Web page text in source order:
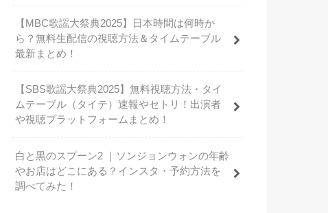
【MBC歌謡大祭典2025】日本時間は何時か
ら？無料生配信の視聴方法＆タイムテーブル
最新まとめ！
【SBS歌謡大祭典2025】無料視聴方法・タイ
ムテーブル（タイテ）速報やセトリ！出演者
や視聴プラットフォームまとめ！
白と黒のスプーン2 ｜ソンジョンウォンの年齢
やお店はどこにある？インスタ・予約方法を
調べてみた！